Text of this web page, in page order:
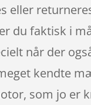
eller
du faktisk i
når der
kendte
som jo